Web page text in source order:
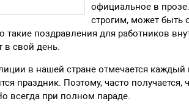
официальное в
строгим, может быть
такие поздравления для работников
в свой день.
в нашей стране отмечается
праздник. Поэтому, часто
всегда при полном параде.